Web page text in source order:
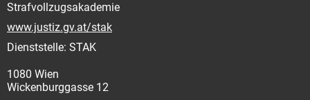
Strafvollzugsakademie
www.justiz.gv.at/stak
Dienststelle: STAK
1080 Wien
Wickenburggasse 12